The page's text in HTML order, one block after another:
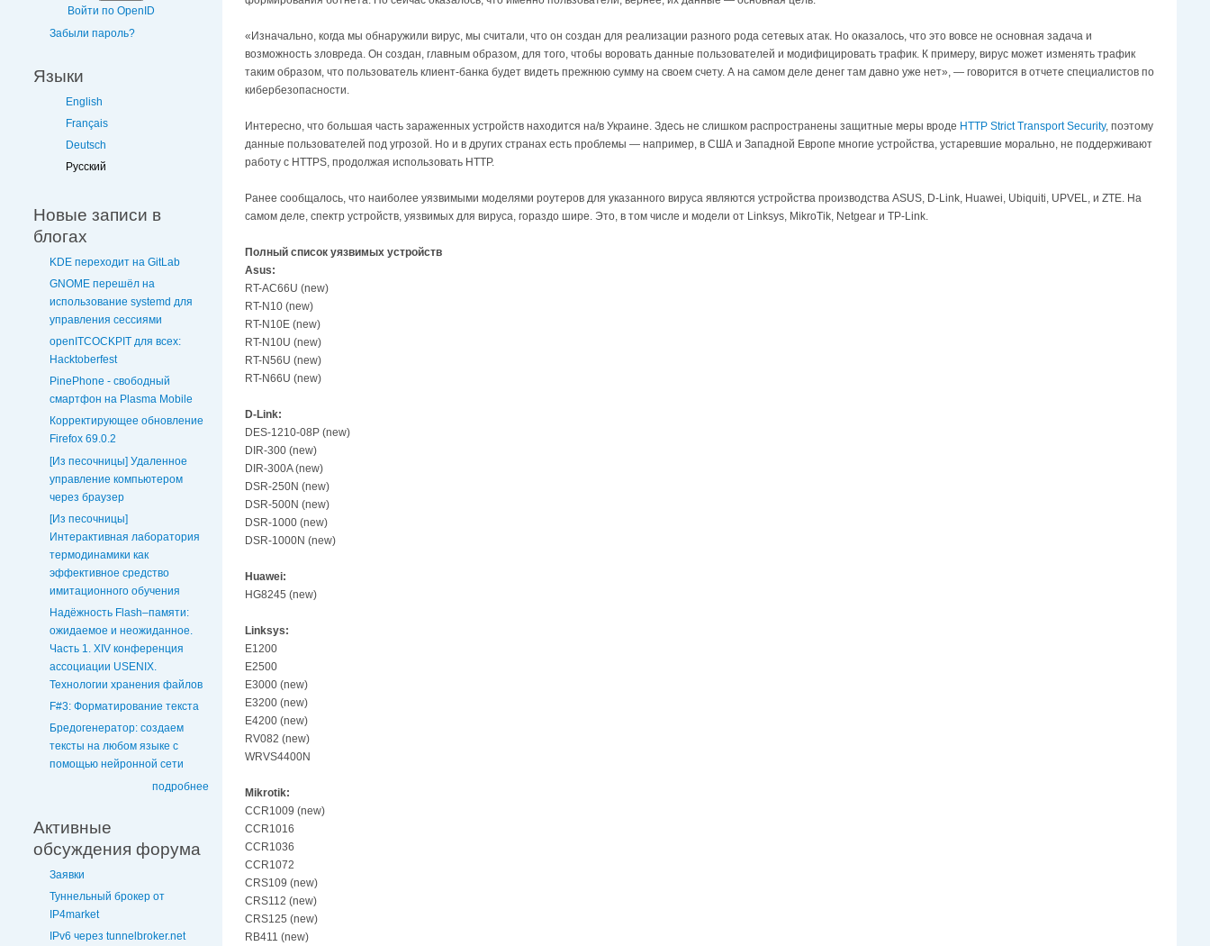
Войти по OpenID
Забыли пароль?
Языки
English
Français
Deutsch
Русский
Новые записи в
блогах
KDE переходит на GitLab
GNOME перешёл на
использование systemd для
управления сессиями
openITCOCKPIT для всех:
Hacktoberfest
PinePhone - свободный
смартфон на Plasma Mobile
Корректирующее обновление
Firefox 69.0.2
[Из песочницы] Удаленное
управление компьютером
через браузер
[Из песочницы]
Интерактивная лаборатория
термодинамики как
эффективное средство
имитационного обучения
Надёжность Flash–памяти:
ожидаемое и неожиданное.
Часть 1. XIV конференция
ассоциации USENIX.
Технологии хранения файлов
F#3: Форматирование текста
Бредогенератор: создаем
тексты на любом языке с
помощью нейронной сети
подробнее
Активные
обсуждения форума
Заявки
Туннельный брокер от
IP4market
IPv6 через tunnelbroker.net
«Изначально, когда мы обнаружили вирус, мы считали, что он создан для реализации разного рода сетевых атак. Но оказалось, что это вовсе не основная задача и
возможность зловреда. Он создан, главным образом, для того, чтобы воровать данные пользователей и модифицировать трафик. К примеру, вирус может изменять трафик
таким образом, что пользователь клиент-банка будет видеть прежнюю сумму на своем счету. А на самом деле денег там давно уже нет», — говорится в отчете специалистов по
кибербезопасности.
Интересно, что большая часть зараженных устройств находится на/в Украине. Здесь не слишком распространены защитные меры вроде HTTP Strict Transport Security, поэтому
данные пользователей под угрозой. Но и в других странах есть проблемы — например, в США и Западной Европе многие устройства, устаревшие морально, не поддерживают
работу с HTTPS, продолжая использовать HTTP.
Ранее сообщалось, что наиболее уязвимыми моделями роутеров для указанного вируса являются устройства производства ASUS, D-Link, Huawei, Ubiquiti, UPVEL, и ZTE. На
самом деле, спектр устройств, уязвимых для вируса, гораздо шире. Это, в том числе и модели от Linksys, MikroTik, Netgear и TP-Link.
Полный список уязвимых устройств
Asus:
RT-AC66U (new)
RT-N10 (new)
RT-N10E (new)
RT-N10U (new)
RT-N56U (new)
RT-N66U (new)
D-Link:
DES-1210-08P (new)
DIR-300 (new)
DIR-300A (new)
DSR-250N (new)
DSR-500N (new)
DSR-1000 (new)
DSR-1000N (new)
Huawei:
HG8245 (new)
Linksys:
E1200
E2500
E3000 (new)
E3200 (new)
E4200 (new)
RV082 (new)
WRVS4400N
Mikrotik:
CCR1009 (new)
CCR1016
CCR1036
CCR1072
CRS109 (new)
CRS112 (new)
CRS125 (new)
RB411 (new)